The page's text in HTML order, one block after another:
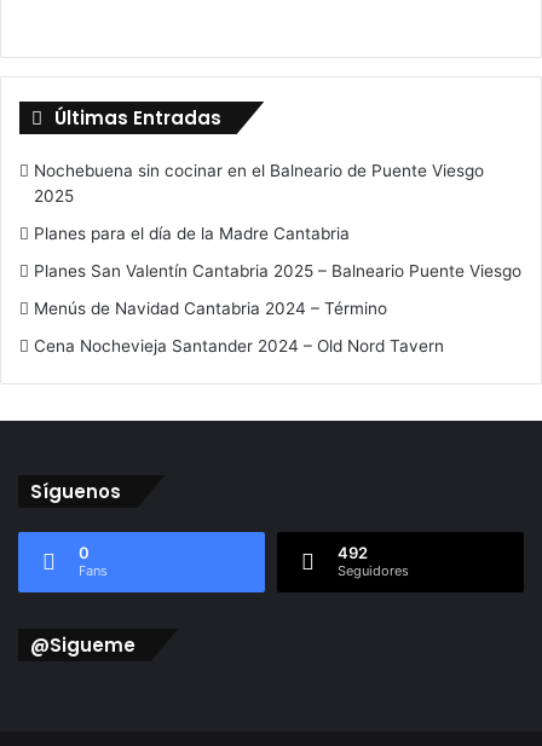
Últimas Entradas
Nochebuena sin cocinar en el Balneario de Puente Viesgo
2025
Planes para el día de la Madre Cantabria
Planes San Valentín Cantabria 2025 – Balneario Puente Viesgo
Menús de Navidad Cantabria 2024 – Término
Cena Nochevieja Santander 2024 – Old Nord Tavern
Síguenos
0
Fans
492
Seguidores
@Sigueme